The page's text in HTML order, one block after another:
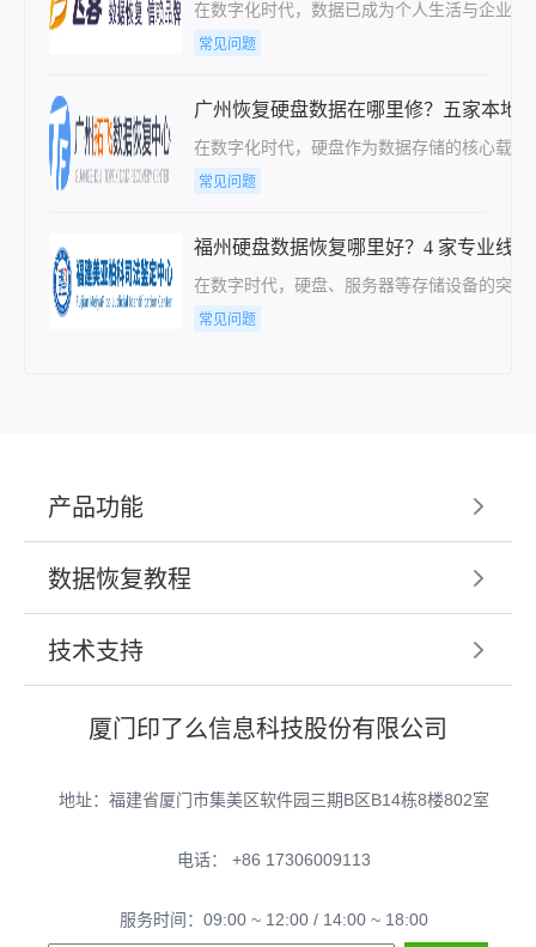
在数字化时代，数据已成为个人生活与企业
常见问题
广州恢复硬盘数据在哪里修？五家本地
在数字化时代，硬盘作为数据存储的核心载
常见问题
福州硬盘数据恢复哪里好？4 家专业线
在数字时代，硬盘、服务器等存储设备的突
常见问题
产品功能
数据恢复教程
技术支持
厦门印了么信息科技股份有限公司
地址：福建省厦门市集美区软件园三期B区B14栋8楼802室
电话： +86 17306009113
服务时间：09:00 ~ 12:00 / 14:00 ~ 18:00